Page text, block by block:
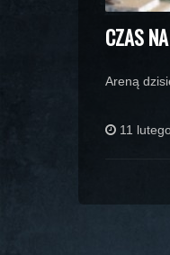
CZAS
Areną
11